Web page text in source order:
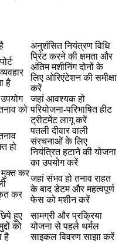
अनुशंसित नियंत्रण विधि
है
प्रिंट करने की क्षमता और
अंतिम मशीनिंग दोनों के
लिए ओरिएंटेशन की समीक्षा
करें
को
जहां आवश्यक हो
परियोजना-परिभाषित हीट
ट्रीटमेंट लागू करें
हो
पतली दीवार वाली
संरचनाओं के लिए
नियंत्रित हटाने की योजना
का उपयोग करें
मुक्त कर
कर
जहां संभव हो तनाव राहत
के बाद डेटम और महत्वपूर्ण
फेस को मशीन करें
हुए
को
है
सामग्री और प्रक्रिया
योजना से पहले थर्मल
साइकल विवरण साझा करें